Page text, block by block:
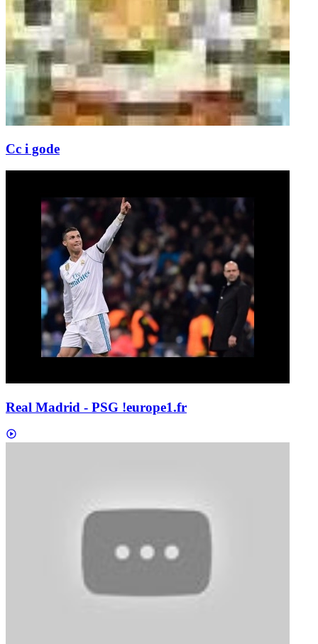
Cc i gode
Real Madrid - PSG !europe1.fr